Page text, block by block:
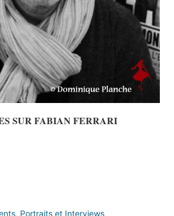
SUR FABIAN FERRARI
, Portraits et Interviews